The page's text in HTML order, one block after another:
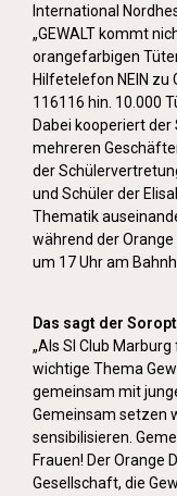
International
„GEWALT kommt
orangefarbigen
Hilfetelefon NEIN zu
116116 hin. 10.000
Dabei kooperiert
mehreren
der
und Schüler der
Thematik
während der Orange
um 17 Uhr am
Das sagt der
„Als SI Club
wichtige Thema
gemeinsam mit
Gemeinsam setzen
sensibilisieren.
Frauen! Der Orange
Gesellschaft, die